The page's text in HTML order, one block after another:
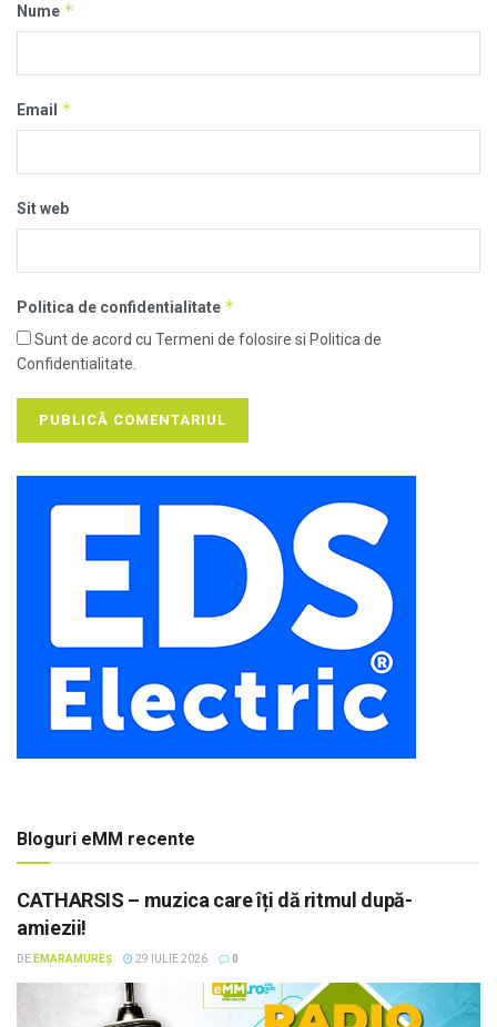
Nume *
Email *
Sit web
Politica de confidentialitate *
Sunt de acord cu Termeni de folosire si Politica de
Confidentialitate.
Bloguri eMM recente
CATHARSIS – muzica care îți dă ritmul după-
amiezii!
DE EMARAMUREȘ 29 IULIE 2026 0